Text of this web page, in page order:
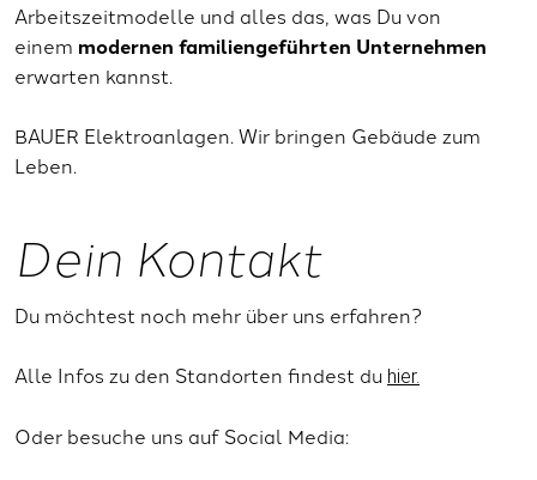
Arbeitszeitmodelle und alles das, was Du von
einem modernen familiengeführten Unternehmen
erwarten kannst.
BAUER Elektroanlagen. Wir bringen Gebäude zum
Leben.
Dein Kontakt
Du möchtest noch mehr über uns erfahren?
Alle Infos zu den Standorten findest du hier.
Oder besuche uns auf Social Media: